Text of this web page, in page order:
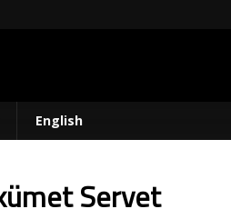
English
Servet